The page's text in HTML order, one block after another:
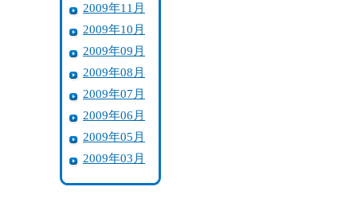
2009年11月
2009年10月
2009年09月
2009年08月
2009年07月
2009年06月
2009年05月
2009年03月